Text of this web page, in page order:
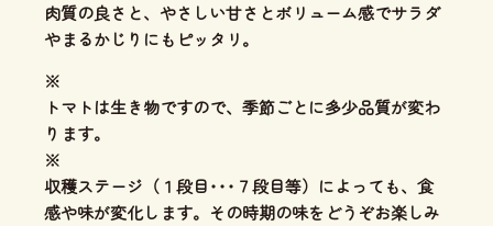
肉質の良さと、やさしい甘さとボリューム感でサラダ
やまるかじりにもピッタリ。
※
トマトは生き物ですので、季節ごとに多少品質が変わ
ります。
※
収穫ステージ（１段目･･･７段目等）によっても、食
感や味が変化します。その時期の味をどうぞお楽しみ